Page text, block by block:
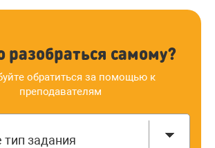
разобраться самому?
обратиться за помощью к
преподавателям
задания